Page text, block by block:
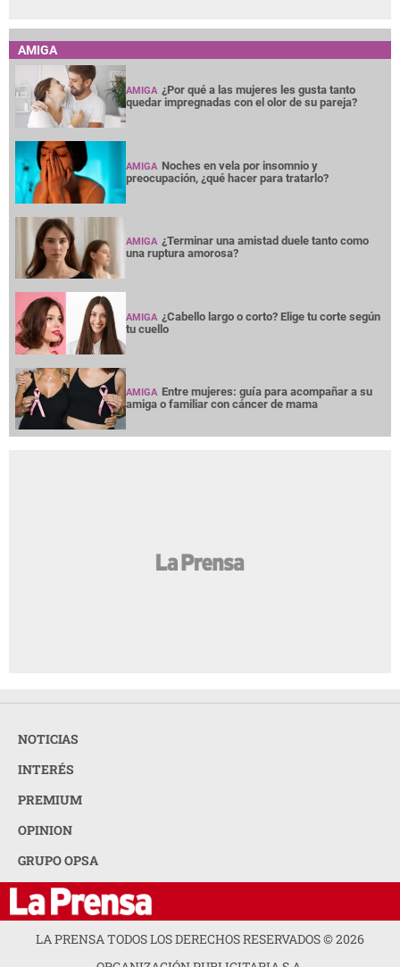
AMIGA
AMIGA ¿Por qué a las mujeres les gusta tanto
quedar impregnadas con el olor de su pareja?
AMIGA Noches en vela por insomnio y
preocupación, ¿qué hacer para tratarlo?
AMIGA ¿Terminar una amistad duele tanto como
una ruptura amorosa?
AMIGA ¿Cabello largo o corto? Elige tu corte según
tu cuello
AMIGA Entre mujeres: guía para acompañar a su
amiga o familiar con cáncer de mama
NOTICIAS
INTERÉS
PREMIUM
OPINION
GRUPO OPSA
LA PRENSA TODOS LOS DERECHOS RESERVADOS ©2026